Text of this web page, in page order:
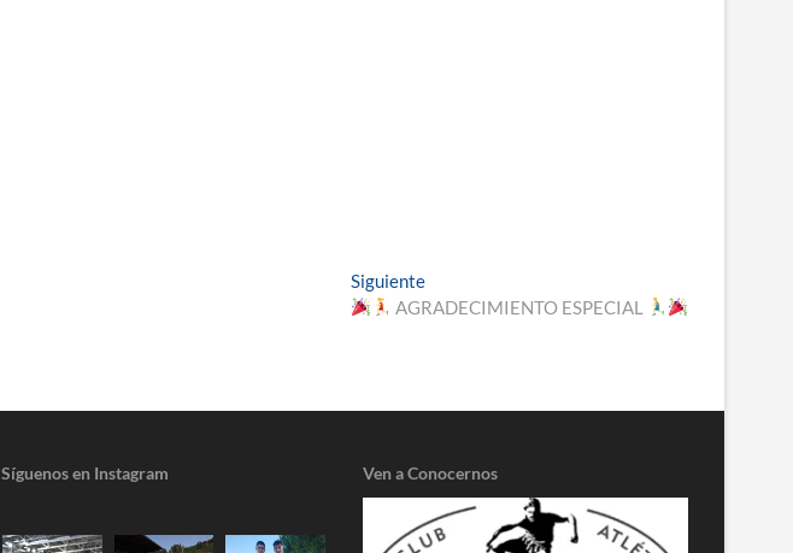
SiguienteEntrada
siguiente:
AGRADECIMIENTO ESPECIAL
Síguenos en Instagram Ven a Conocernos